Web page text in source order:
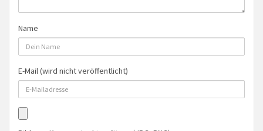
Name
E-Mail (wird nicht veröffentlicht)